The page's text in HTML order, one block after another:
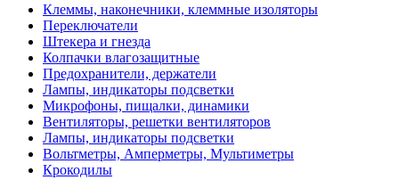
Клеммы, наконечники, клеммные изоляторы
Переключатели
Штекера и гнезда
Колпачки влагозащитные
Предохранители, держатели
Лампы, индикаторы подсветки
Микрофоны, пищалки, динамики
Вентиляторы, решетки вентиляторов
Лампы, индикаторы подсветки
Вольтметры, Амперметры, Мультиметры
Крокодилы